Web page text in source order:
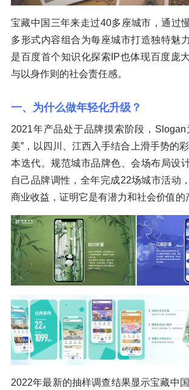
宝藏中国三年来走过40多座城市，通过
多形式内容组合为每座城市打造独特魅
是百度首个知识化探索IP也体现百度庞
与以身作则的社会责任感。
一、为什么做年轻化升级？
2021年产品处于品牌摸索阶段，Slogan
美”，以四川、江西入手结合上滑手势的
本迭代。规范城市品牌色、会场布局设
自己品牌调性，全年完成22场城市活动
商业收益，证明它是有潜力和社会价值的
2022年最新的抽样调查结果显示宝藏中